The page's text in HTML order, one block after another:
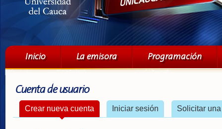
Menú principal
Inicio La emisora Programación
Cuenta de usuario
Solapas principales
Crear nueva cuenta (solapa activa)
Iniciar sesión Solicitar